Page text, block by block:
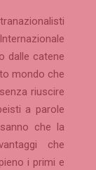
dalle catene
mondo che
riuscire
a parole
che la
che
i primi e